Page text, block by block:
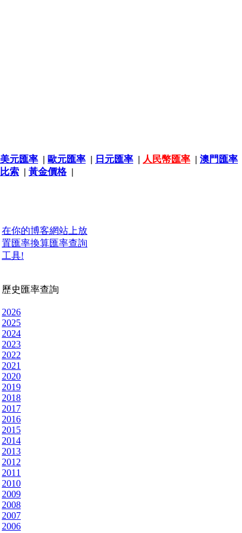
美元匯率 | 歐元匯率 | 日元匯率 | 人民幣匯率 | 澳門匯率
比索 | 黃金價格|
在你的博客網站上放
置匯率換算匯率查詢
工具!
歷史匯率查詢
2026
2025
2024
2023
2022
2021
2020
2019
2018
2017
2016
2015
2014
2013
2012
2011
2010
2009
2008
2007
2006